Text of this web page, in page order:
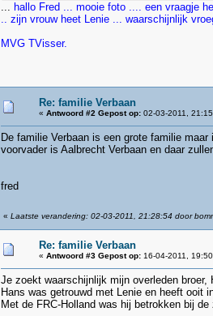
... hallo Fred ... mooie foto .... een vraagje
.. zijn vrouw heet Lenie ... waarschijnlijk
MVG TVisser.
Re: familie Verbaan
« Antwoord #2 Gepost op:02-03-2011,
De familie Verbaan is een grote familie
voorvader is Aalbrecht Verbaan en daar
fred
« Laatste verandering: 02-03-2011, 21:28:54 door
Re: familie Verbaan
« Antwoord #3 Gepost op:16-04-2011,
Je zoekt waarschijnlijk mijn overleden broer,
Hans was getrouwd met Lenie en heeft ooit
Met de FRC-Holland was hij betrokken bij